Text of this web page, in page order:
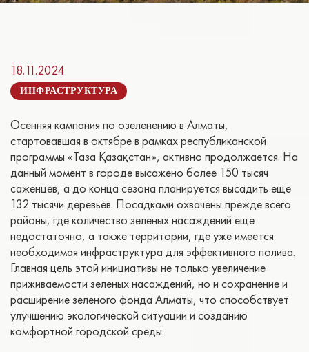
18.11.2024
ИНФРАСТРУКТУРА
Осенняя кампания по озеленению в Алматы,
стартовавшая в октябре в рамках республиканской
программы «Таза Қазақстан», активно продолжается. На
данный момент в городе высажено более 150 тысяч
саженцев, а до конца сезона планируется высадить еще
132 тысячи деревьев. Посадками охвачены прежде всего
районы, где количество зеленых насаждений еще
недостаточно, а также территории, где уже имеется
необходимая инфраструктура для эффективного полива.
Главная цель этой инициативы не только увеличение
приживаемости зеленых насаждений, но и сохранение и
расширение зеленого фонда Алматы, что способствует
улучшению экологической ситуации и созданию
комфортной городской среды.